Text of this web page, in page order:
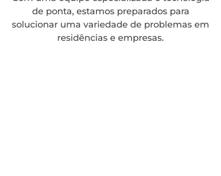
de ponta, estamos preparados para
solucionar uma variedade de problemas em
residências e empresas.